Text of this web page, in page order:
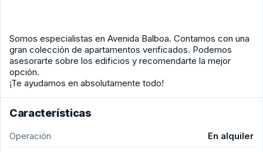
Somos especialistas en Avenida Balboa. Contamos con una
gran colección de apartamentos verificados. Podemos
asesorarte sobre los edificios y recomendarte la mejor
opción.
¡Te ayudamos en absolutamente todo!
Características
Operación
En alquiler